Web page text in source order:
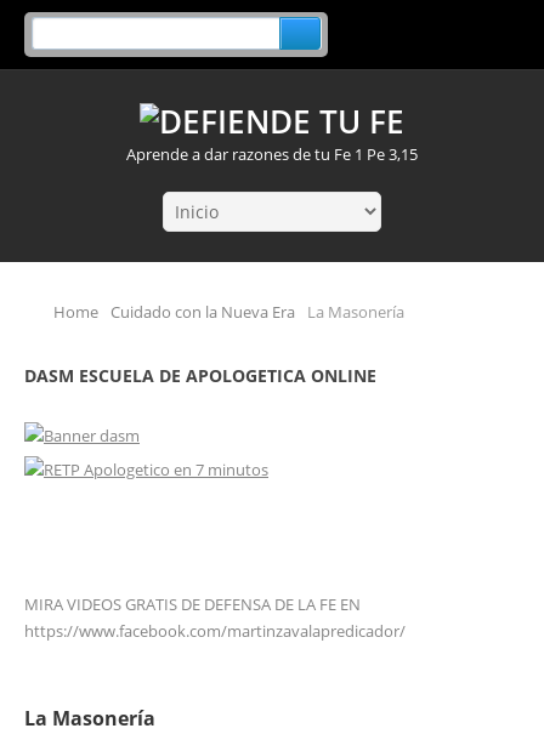
Aprende a dar razones de tu Fe 1 Pe 3,15
Home Cuidado con la Nueva Era La Masonería
DASM ESCUELA DE APOLOGETICA ONLINE
MIRA VIDEOS GRATIS DE DEFENSA DE LA FE EN
https://www.facebook.com/martinzavalapredicador/
La Masonería